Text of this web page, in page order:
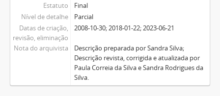
Estatuto
Final
Nível de detalhe
Parcial
Datas de criação,
revisão, eliminação
2008-10-30; 2018-01-22; 2023-06-21
Nota do arquivista
Descrição preparada por Sandra Silva;
Descrição revista, corrigida e atualizada por
Paula Correia da Silva e Sandra Rodrigues da
Silva.